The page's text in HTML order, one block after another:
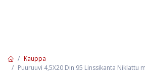
Kauppa
Puuruuvi 4,5X20 Din 95 Linssikanta Niklattu